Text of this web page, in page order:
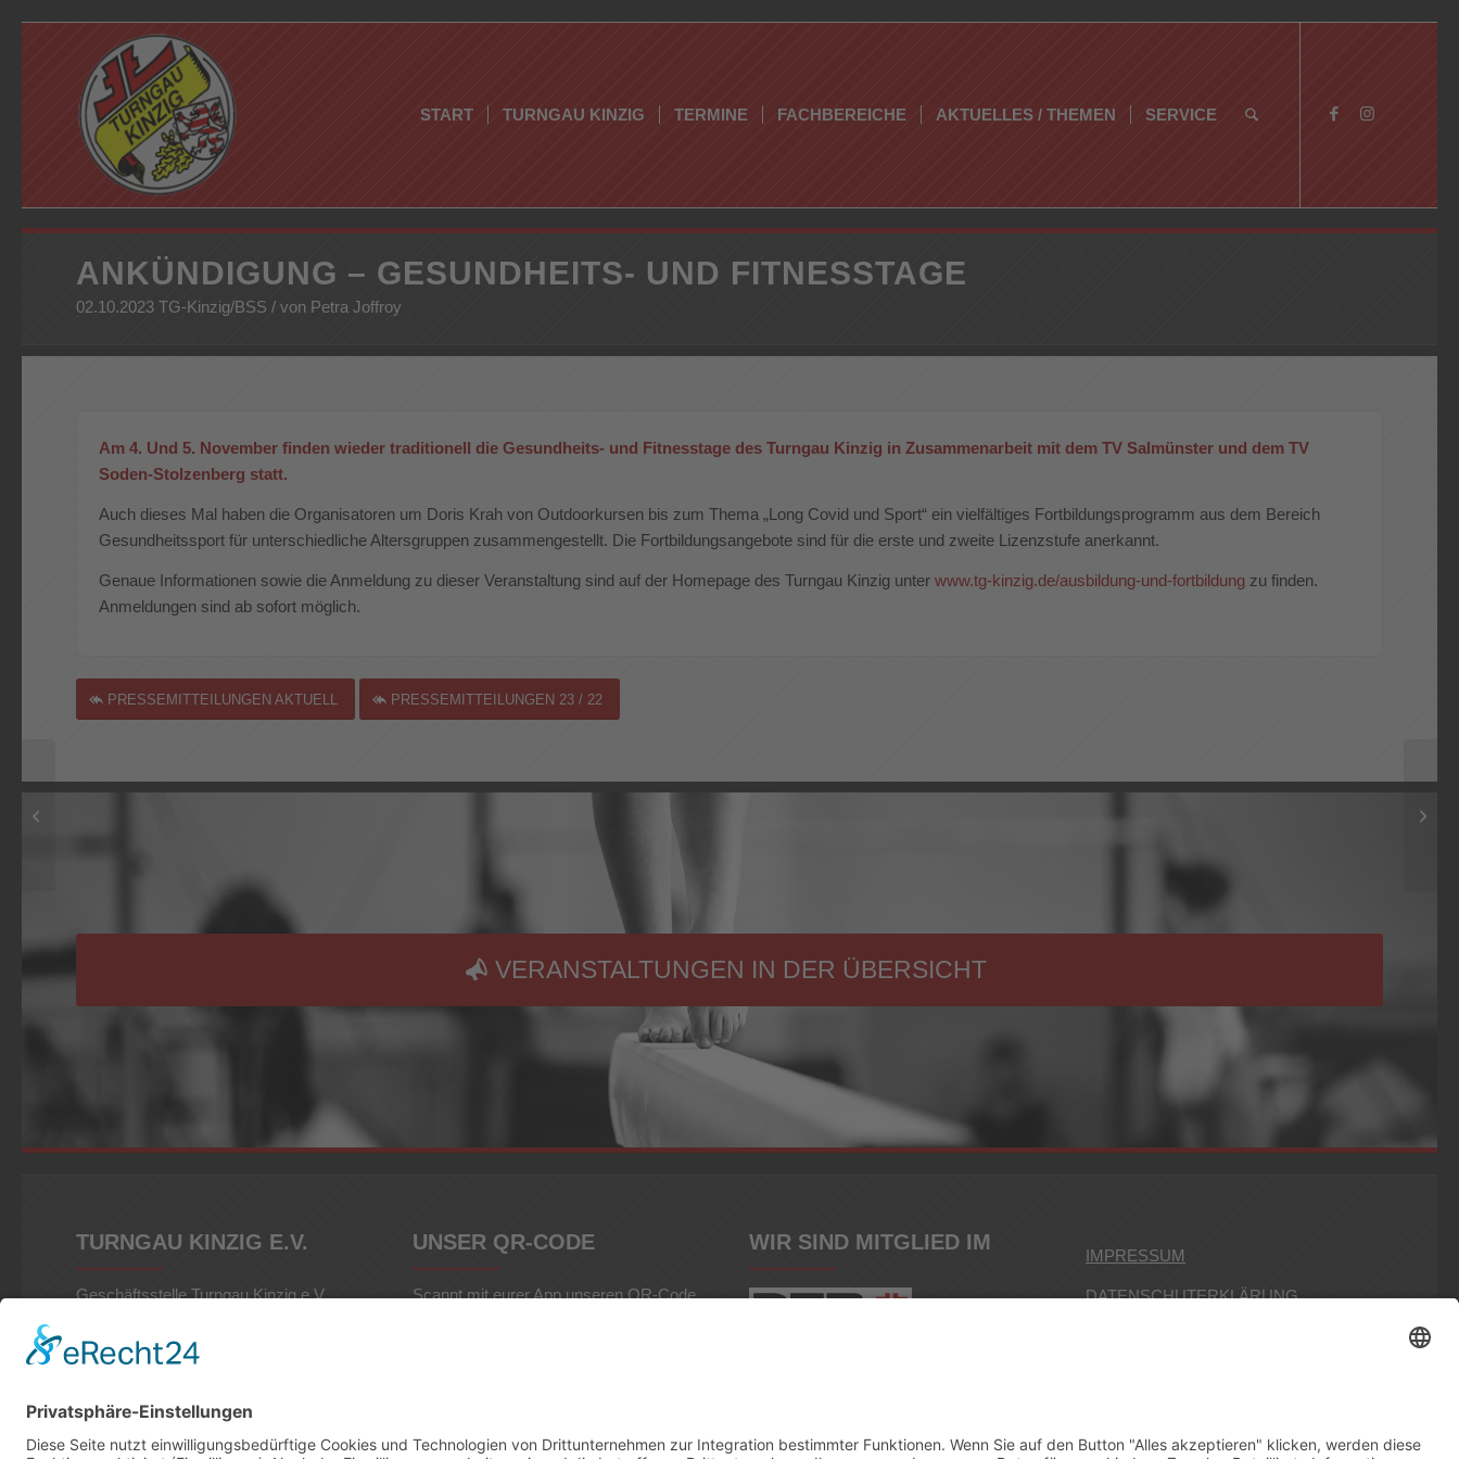
START TURNGAU KINZIG TERMINE FACHBEREICHE AKTUELLES / THEMEN SERVICE
ANKÜNDIGUNG – GESUNDHEITS- UND FITNESSTAGE
02.10.2023 TG-Kinzig/BSS / von Petra Joffroy
Am 4. Und 5. November finden wieder traditionell die Gesundheits- und Fitnesstage des Turngau Kinzig in Zusammenarbeit mit dem TV Salmünster und dem TV
Soden-Stolzenberg statt.
Auch dieses Mal haben die Organisatoren um Doris Krah von Outdoorkursen bis zum Thema „Long Covid und Sport“ ein vielfältiges Fortbildungsprogramm aus dem Bereich
Gesundheitssport für unterschiedliche Altersgruppen zusammengestellt. Die Fortbildungsangebote sind für die erste und zweite Lizenzstufe anerkannt.
Genaue Informationen sowie die Anmeldung zu dieser Veranstaltung sind auf der Homepage des Turngau Kinzig unter www.tg-kinzig.de/ausbildung-und-fortbildung zu finden.
Anmeldungen sind ab sofort möglich.
PRESSEMITTEILUNGEN AKTUELL PRESSEMITTEILUNGEN 23 / 22
VERANSTALTUNGEN IN DER ÜBERSICHT
TURNGAU KINZIG E.V.
Geschäftsstelle Turngau Kinzig e.V.
63619 Bad Orb
Web: www.turngau-kinzig.de
EMail:gst@turngau-kinzig.de
UNSER QR-CODE
Scannt mit eurer App unseren QR-Code.
WIR SIND MITGLIED IM
IMPRESSUM
DATENSCHUTERKLÄRUNG
download.
Stressbewältigung